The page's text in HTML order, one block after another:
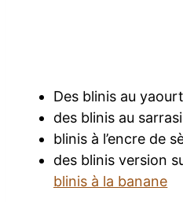
Des blinis au yaourt
des blinis au
blinis à l’encre de
des blinis version
blinis à la banane